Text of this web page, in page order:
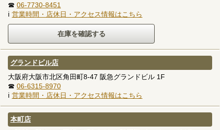
☎ 06-7730-8451
ℹ 営業時間・店休日・アクセス情報はこちら
グランドビル店
大阪府大阪市北区角田町8-47 阪急グランドビル 1F
☎ 06-6315-8970
ℹ 営業時間・店休日・アクセス情報はこちら
本町店